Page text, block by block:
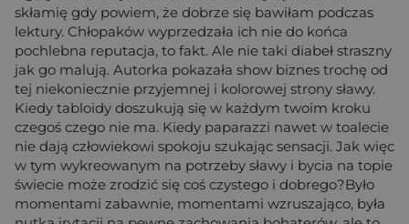
skłamię gdy powiem, że dobrze się bawiłam podczas
lektury. Chłopaków wyprzedzała ich nie do końca
pochlebna reputacja, to fakt. Ale nie taki diabeł straszny
jak go malują. Autorka pokazała show biznes trochę od
tej niekoniecznie przyjemnej i kolorowej strony sławy.
Kiedy tabloidy doszukują się w każdym twoim kroku
czegoś czego nie ma. Kiedy paparazzi nawet w toalecie
nie dają człowiekowi spokoju szukając sensacji. Jak więc
w tym wykreowanym na potrzeby sławy i bycia na topie
świecie może zrodzić się coś czystego i dobrego?Było
momentami zabawnie, momentami wzruszająco, była